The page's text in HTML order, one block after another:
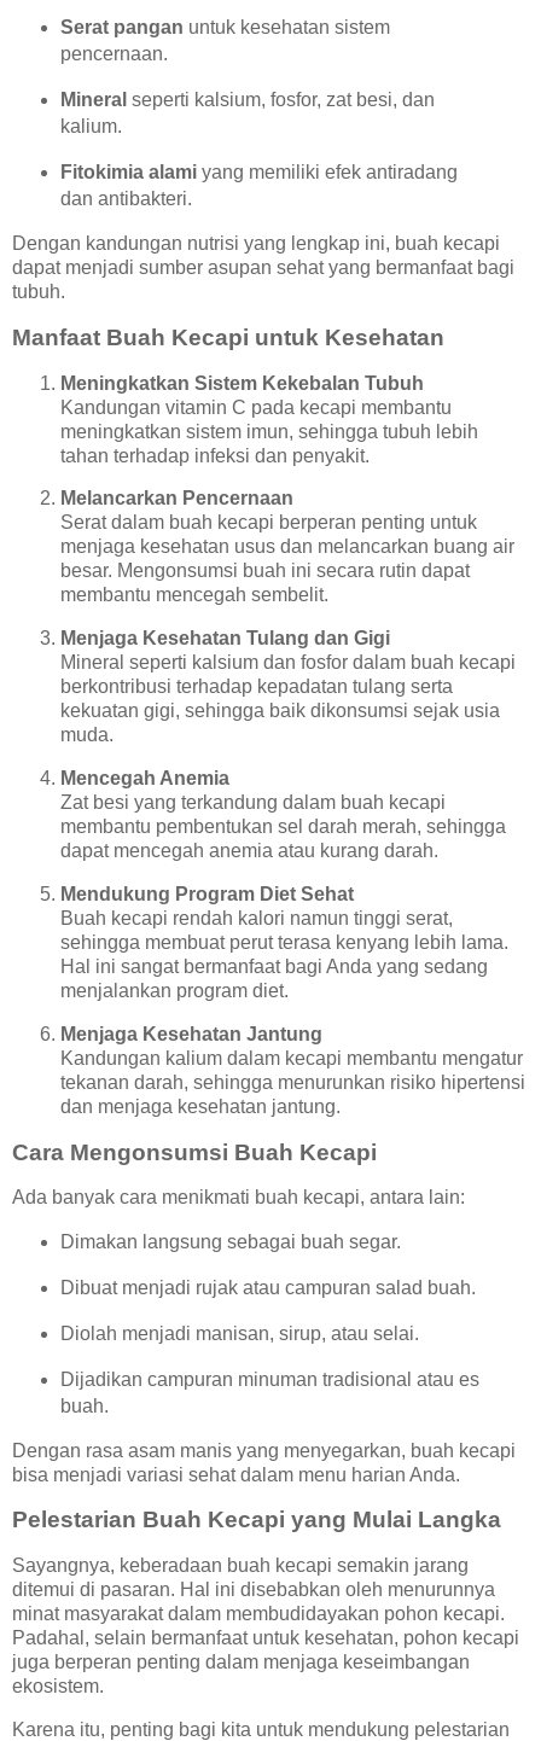
Serat pangan untuk kesehatan sistem
pencernaan.
Mineral seperti kalsium, fosfor, zat besi, dan
kalium.
Fitokimia alamiyang memiliki efek antiradang
dan antibakteri.
Dengan kandungan nutrisi yang lengkap ini, buah kecapi
dapat menjadi sumber asupan sehat yang bermanfaat bagi
tubuh.
Manfaat Buah Kecapi untuk Kesehatan
Meningkatkan Sistem Kekebalan Tubuh
Kandungan vitamin C pada kecapi membantu
meningkatkan sistem imun, sehingga tubuh lebih
tahan terhadap infeksi dan penyakit.
Melancarkan Pencernaan
Serat dalam buah kecapi berperan penting untuk
menjaga kesehatan usus dan melancarkan buang air
besar. Mengonsumsi buah ini secara rutin dapat
membantu mencegah sembelit.
Menjaga Kesehatan Tulang dan Gigi
Mineral seperti kalsium dan fosfor dalam buah kecapi
berkontribusi terhadap kepadatan tulang serta
kekuatan gigi, sehingga baik dikonsumsi sejak usia
muda.
Mencegah Anemia
Zat besi yang terkandung dalam buah kecapi
membantu pembentukan sel darah merah, sehingga
dapat mencegah anemia atau kurang darah.
Mendukung Program Diet Sehat
Buah kecapi rendah kalori namun tinggi serat,
sehingga membuat perut terasa kenyang lebih lama.
Hal ini sangat bermanfaat bagi Anda yang sedang
menjalankan program diet.
Menjaga Kesehatan Jantung
Kandungan kalium dalam kecapi membantu mengatur
tekanan darah, sehingga menurunkan risiko hipertensi
dan menjaga kesehatan jantung.
Cara Mengonsumsi Buah Kecapi
Ada banyak cara menikmati buah kecapi, antara lain:
Dimakan langsung sebagai buah segar.
Dibuat menjadi rujak atau campuran salad buah.
Diolah menjadi manisan, sirup, atau selai.
Dijadikan campuran minuman tradisional atau es
buah.
Dengan rasa asam manis yang menyegarkan, buah kecapi
bisa menjadi variasi sehat dalam menu harian Anda.
Pelestarian Buah Kecapi yang Mulai Langka
Sayangnya, keberadaan buah kecapi semakin jarang
ditemui di pasaran. Hal ini disebabkan oleh menurunnya
minat masyarakat dalam membudidayakan pohon kecapi.
Padahal, selain bermanfaat untuk kesehatan, pohon kecapi
juga berperan penting dalam menjaga keseimbangan
ekosistem.
Karena itu, penting bagi kita untuk mendukung pelestarian